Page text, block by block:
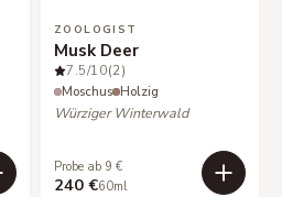
ZOOLOGIST
Musk Deer
7.5/10(2)
Moschus Holzig
Würziger Winterwald
Probe ab 9 €
240 €60ml